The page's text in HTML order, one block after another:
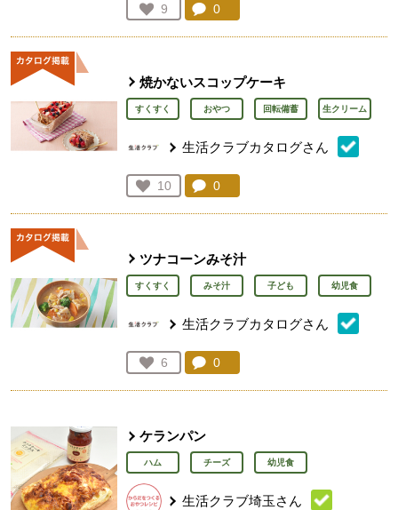
お気に入り登録：
9
人が登録
コメント：
0
焼かないスコップケーキ
すくすく おやつ 回転備蓄 生クリーム
生活クラブカタログさん
お気に入り登録：
10
人が登録
コメント：
0
ツナコーンみそ汁
すくすく みそ汁 子ども 幼児食
生活クラブカタログさん
お気に入り登録：
6
人が登録
コメント：
0
ケランパン
ハム チーズ 幼児食
生活クラブ埼玉さん